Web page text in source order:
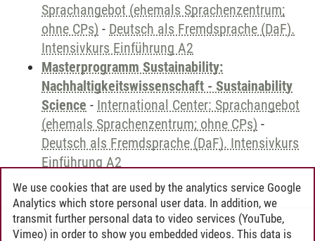
Sprachangebot (ehemals Sprachenzentrum;
ohne CPs) - Deutsch als Fremdsprache (DaF).
Intensivkurs Einführung A2
Masterprogramm Sustainability:
Nachhaltigkeitswissenschaft - Sustainability
Science - International Center: Sprachangebot
(ehemals Sprachenzentrum; ohne CPs) -
Deutsch als Fremdsprache (DaF). Intensivkurs
Einführung A2
Andreea Tribel 30.06.2024
We use cookies that are used by the analytics service Google
Analytics which store personal user data. In addition, we
transmit further personal data to video services (YouTube,
Vimeo) in order to show you embedded videos. This data is